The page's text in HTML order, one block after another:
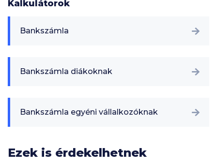
Kalkulátorok
Bankszámla
Bankszámla diákoknak
Bankszámla egyéni vállalkozóknak
Ezek is érdekelhetnek